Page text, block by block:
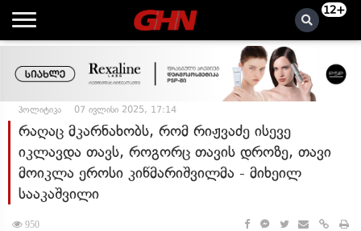
12+
პოლიტიკა 07 ივლისი 2025, 17:14
რაღაც მკარნახობს, რომ რიჟვაძე ისევე
იკლავდა თავს, როგორც თავის დროზე, თავი
მოიკლა ეროსი კიწმარიშვილმა - მიხეილ
სააკაშვილი
950